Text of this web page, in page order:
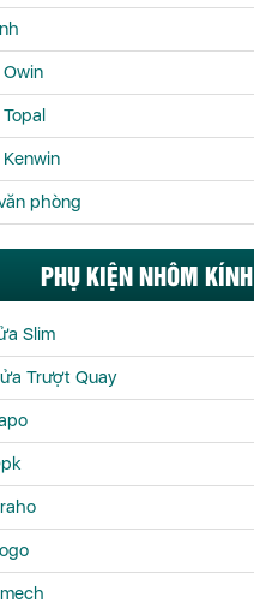
phòng
PHỤ KIỆN NHÔM KÍNH
Slim
Trượt Quay